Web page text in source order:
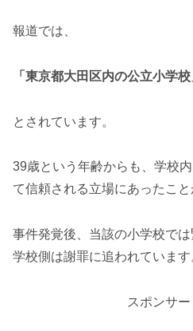
報道では、
「東京都大田区内の公立小学校
とされています。
39歳という年齢からも、学校
て信頼される立場にあったこと
事件発覚後、当該の小学校では
学校側は謝罪に追われています
スポンサー